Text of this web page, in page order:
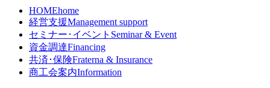
HOMEhome
経営支援Management support
セミナー･イベント Seminar & Event
資金調達Financing
共済･保険Fraterna & Insurance
商工会案内Information